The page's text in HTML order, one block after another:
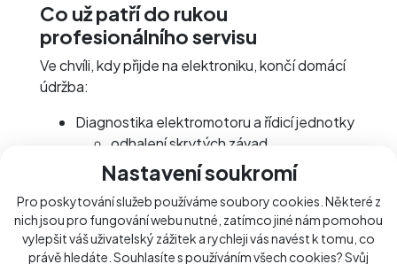
Nastavení soukromí
Pro poskytování služeb používáme soubory cookies. Některé z
nich jsou pro fungování webu nutné, zatímco jiné nám pomohou
vylepšit váš uživatelský zážitek a rychleji vás navést k tomu, co
právě hledáte. Souhlasíte s používáním všech cookies? Svůj
Co už patří do rukou
profesionálního servisu
Ve chvíli, kdy přijde na elektroniku, končí domácí
údržba:
Diagnostika elektromotoru a řídicí jednotky
odhalení skrytých závad
čtení chybových hlášení
Kontrola stavu baterie
vyhodnocení její kondice a životnosti
zjištění počtu nabíjecích cyklů
Řešení elektronických poruch a chyb